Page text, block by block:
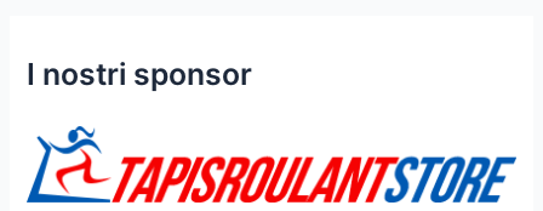
I nostri sponsor